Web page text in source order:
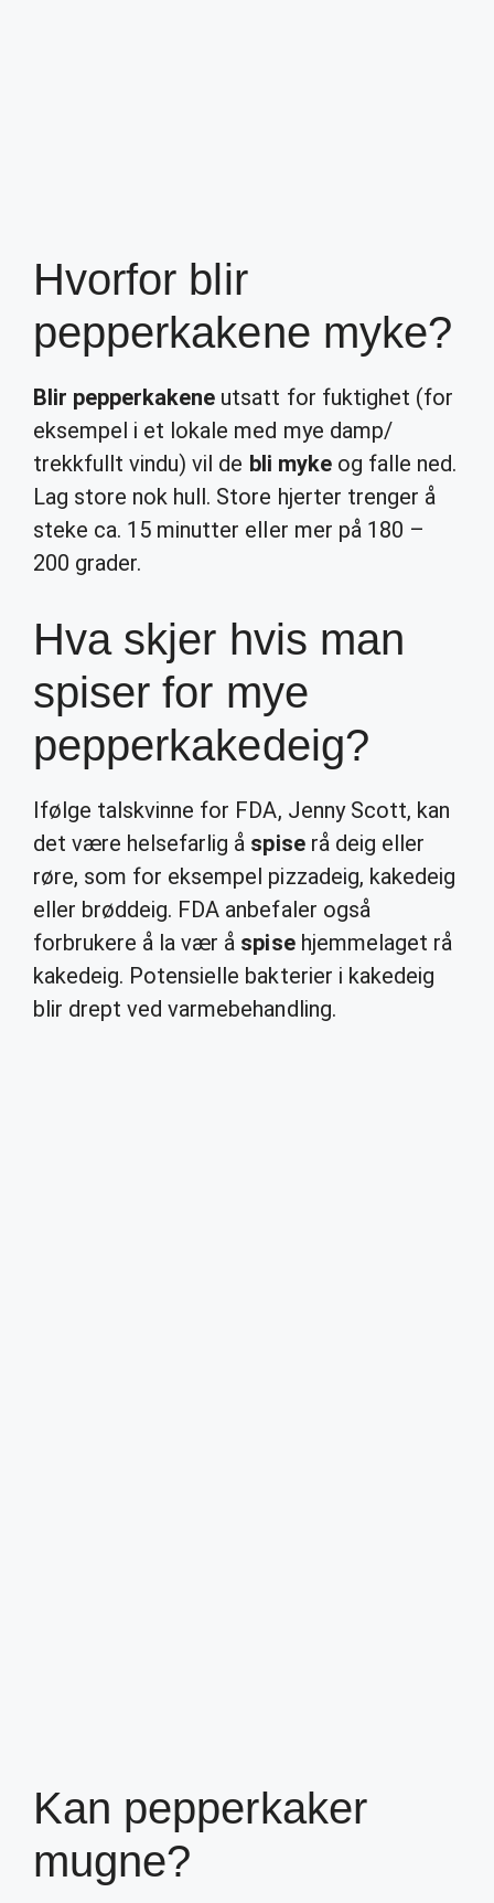
Hvorfor blir
pepperkakene myke?
Blir pepperkakene utsatt for fuktighet (for
eksempel i et lokale med mye damp/
trekkfullt vindu) vil de bli mykeog falle ned.
Lag store nok hull. Store hjerter trenger å
steke ca. 15 minutter eller mer på 180 –
200 grader.
Hva skjer hvis man
spiser for mye
pepperkakedeig?
Ifølge talskvinne for FDA, Jenny Scott, kan
det være helsefarlig å spiserå deig eller
røre, som for eksempel pizzadeig, kakedeig
eller brøddeig. FDA anbefaler også
forbrukere å la vær å spisehjemmelaget rå
kakedeig. Potensielle bakterier i kakedeig
blir drept ved varmebehandling.
Kan pepperkaker
mugne?